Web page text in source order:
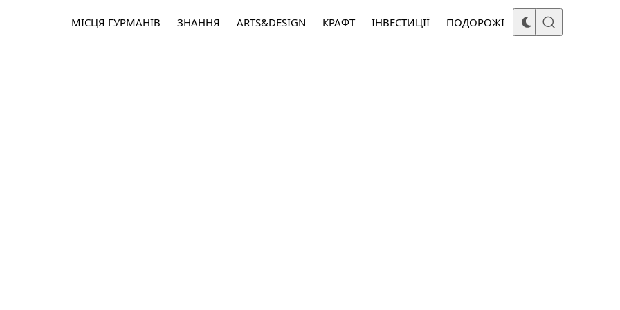
МІСЦЯ ГУРМАНІВ ЗНАННЯ ARTS&DESIGN КРАФТ ІНВЕСТИЦІЇ ПОДОРОЖІ